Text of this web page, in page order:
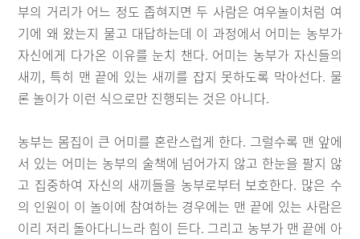
부의 거리가 어느 정도 좁혀지면 두 사람은 여우놀이처럼 여
기에 왜 왔는지 물고 대답하는데 이 과정에서 어미는 농부가
자신에게 다가온 이유를 눈치 챈다. 어미는 농부가 자신들의
새끼, 특히 맨 끝에 있는 새끼를 잡지 못하도록 막아선다. 물
론 놀이가 이런 식으로만 진행되는 것은 아니다.
농부는 몸집이 큰 어미를 혼란스럽게 한다. 그럴수록 맨 앞에
서 있는 어미는 농부의 술책에 넘어가지 않고 한눈을 팔지 않
고 집중하여 자신의 새끼들을 농부로부터 보호한다. 많은 수
의 인원이 이 놀이에 참여하는 경우에는 맨 끝에 있는 사람은
이리 저리 돌아다니느라 힘이 든다. 그리고 농부가 맨 끝에 아